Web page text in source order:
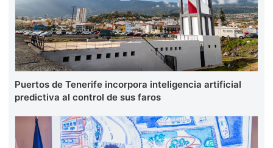
Puertos de Tenerife incorpora inteligencia artificial
predictiva al control de sus faros